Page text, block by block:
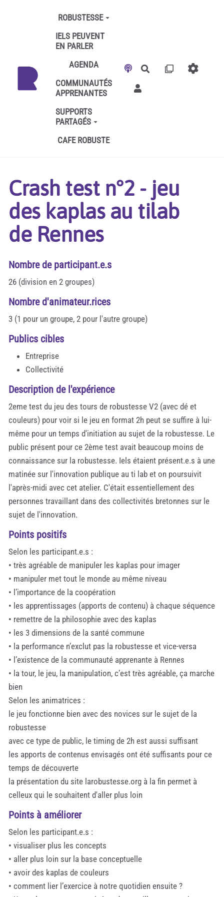
Aller au contenu principal
ROBUSTESSE
IELS PEUVENT
EN PARLER
AGENDA
COMMUNAUTÉS
APPRENANTES
SUPPORTS
PARTAGÉS
CAFE ROBUSTE
Rechercher
Crash test n°2 - jeu
des kaplas au tilab
de Rennes
Nombre de participant.e.s
26 (division en 2 groupes)
Nombre d'animateur.rices
3 (1 pour un groupe, 2 pour l'autre groupe)
Publics cibles
Entreprise
Collectivité
Description de l'expérience
2eme test du jeu des tours de robustesse V2 (avec dé et
couleurs) pour voir si le jeu en format 2h peut se suffire à lui-
même pour un temps d'initiation au sujet de la robustesse. Le
public présent pour ce 2ème test avait beaucoup moins de
connaissance sur la robustesse. Iels étaient présent.e.s à une
matinée sur l'innovation publique au ti lab et on poursuivit
l'après-midi avec cet atelier. C'était essentiellement des
personnes travaillant dans des collectivités bretonnes sur le
sujet de l'innovation.
Points positifs
Selon les participant.e.s :
• très agréable de manipuler les kaplas pour imager
• manipuler met tout le monde au même niveau
• l’importance de la coopération
• les apprentissages (apports de contenu) à chaque séquence
• remettre de la philosophie avec des kaplas
• les 3 dimensions de la santé commune
• la performance n’exclut pas la robustesse et vice-versa
• l’existence de la communauté apprenante à Rennes
• la tour, le jeu, la manipulation, c’est très agréable, ça marche
bien
Selon les animatrices :
le jeu fonctionne bien avec des novices sur le sujet de la
robustesse
avec ce type de public, le timing de 2h est aussi suffisant
les apports de contenus envisagés ont été suffisants pour ce
temps de découverte
la présentation du site larobustesse.org à la fin permet à
celleux qui le souhaitent d'aller plus loin
Points à améliorer
Selon les participant.e.s :
• visualiser plus les concepts
• aller plus loin sur la base conceptuelle
• avoir des kaplas de couleurs
• comment lier l’exercice à notre quotidien ensuite ?